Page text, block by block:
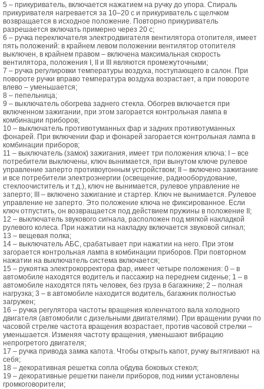
5 – прикуриватель, включается нажатием на ручку до упора. Спираль
прикуривателя нагревается за 10–20 с и прикуриватель с щелчком
возвращается в исходное положение. Повторно прикуриватель
разрешается включать примерно через 20 с;
6 – ручка переключателя электродвигателя вентилятора отопителя, имеет
пять положений: в крайнем левом положении вентилятор отопителя
выключен, в крайнем правом – включена максимальная скорость
вентилятора, положения I, II и III являются промежуточными;
7 – ручка регулировки температуры воздуха, поступающего в салон. При
повороте ручки вправо температура воздуха возрастает, а при повороте
влево – уменьшается;
8 – пепельница;
9 – выключатель обогрева заднего стекла. Обогрев включается при
включенном зажигании, при этом загорается контрольная лампа в
комбинации приборов;
10 – выключатель противотуманных фар и задних противотуманных
фонарей. При включении фар и фонарей загорается контрольная лампа в
комбинации приборов;
11 – выключатель (замок) зажигания, имеет три положения ключа: I – все
потребители выключены, ключ вынимается, при вынутом ключе рулевое
управление заперто противоугонным устройством; II – включено зажигание
и все потребители электроэнергии (освещение, радиооборудование,
стеклоочиститель и т.д.), ключ не вынимается, рулевое управление не
заперто; III – включено зажигание и стартер. Ключ не вынимается. Рулевое
управление не заперто. Это положение ключа не фиксированное. Если
ключ отпустить, он возвращается под действием пружины в положение II;
12 – выключатель звукового сигнала, расположен под мягкой накладкой
рулевого колеса. При нажатии на накладку включается звуковой сигнал;
13 – вещевая полка;
14 – выключатель АБС, срабатывает при нажатии на него. При этом
загорается контрольная лампа в комбинации приборов. При повторном
нажатии на выключатель система включается;
15 – рукоятка электрокорректора фар, имеет четыре положения: 0 – в
автомобиле находятся водитель и пассажир на переднем сиденье; 1 – в
автомобиле находятся пять человек, без груза в багажнике; 2 – полная
нагрузка; 3 – в автомобиле находится водитель, багажник полностью
загружен;
16 – ручка регулятора частоты вращения коленчатого вала холодного
двигателя (автомобили с дизельными двигателями). При вращении ручки по
часовой стрелке частота вращения возрастает, против часовой стрелки –
уменьшается. Изменяя частоту вращения, уменьшают вибрацию
непрогретого двигателя;
17 – ручка привода замка капота. Чтобы открыть капот, ручку вытягивают на
себя;
18 – декоративная решетка сопла обдува боковых стекол;
19 – декоративные решетки панели приборов, под ними установлены
громкоговорители;